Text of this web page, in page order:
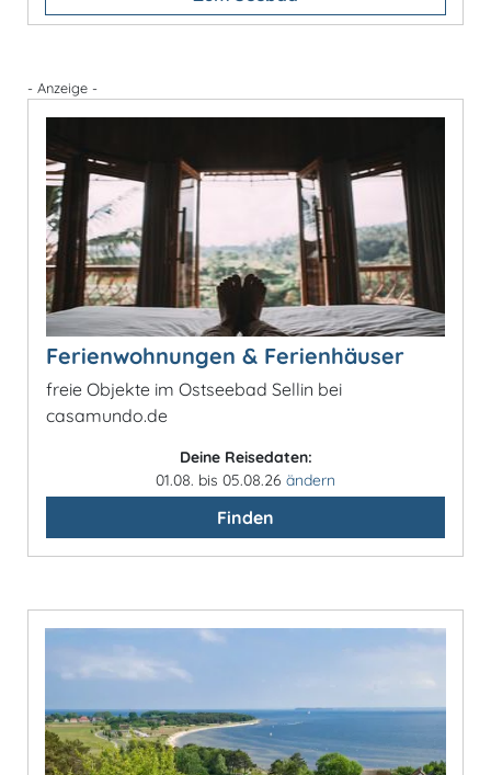
- Anzeige -
Ferienwohnungen & Ferienhäuser
freie Objekte im Ostseebad Sellin bei
casamundo.de
Deine Reisedaten:
01.08. bis 05.08.26 ändern
Finden